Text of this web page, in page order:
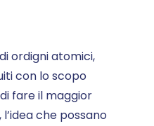
ordigni atomici,
con lo scopo
fare il maggior
che possano